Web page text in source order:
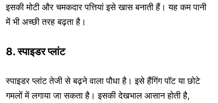
इसकी मोटी और चमकदार पत्तियां इसे खास बनाती हैं। यह कम पानी
में भी अच्छी तरह बढ़ता है।
8. स्पाइडर प्लांट
स्पाइडर प्लांट तेजी से बढ़ने वाला पौधा है। इसे हैंगिंग पॉट या छोटे
गमलों में लगाया जा सकता है। इसकी देखभाल आसान होती है,